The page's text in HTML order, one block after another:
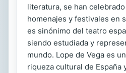
literatura, se han
homenajes y festivales en
es sinónimo del teatro
siendo estudiada y
mundo. Lope de Vega es
riqueza cultural de España